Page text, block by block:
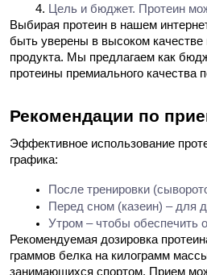
Цель и бюджет. Протеин
Выбирая протеин в нашем
быть уверены в высоком качестве
продукта. Мы предлагаем как
протеины премиального качества
Рекомендации по
Эффективное использование
графика:
После тренировки
Перед сном (казеин) – для
Утром – чтобы обеспечить
Рекомендуемая дозировка
граммов белка на килограмм
занимающихся спортом. Прием